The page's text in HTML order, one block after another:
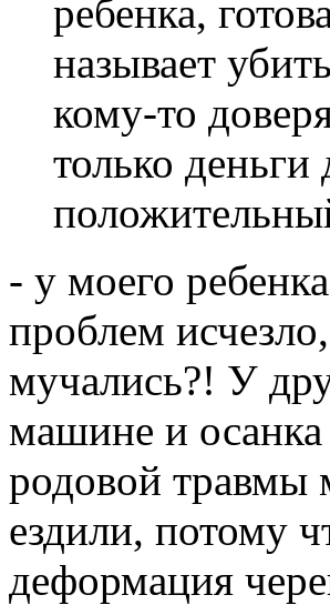
ребенка,
называет
кому-то
только деньги
- у моего
проблем
мучались?! У
машине и
родовой травмы
ездили, потому
деформация